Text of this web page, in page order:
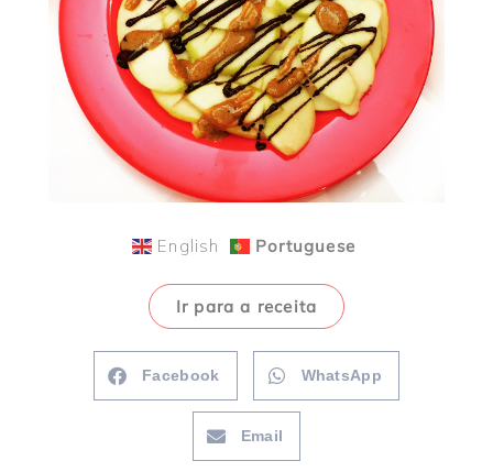
English Portuguese
Ir para a receita
Facebook WhatsApp
Email